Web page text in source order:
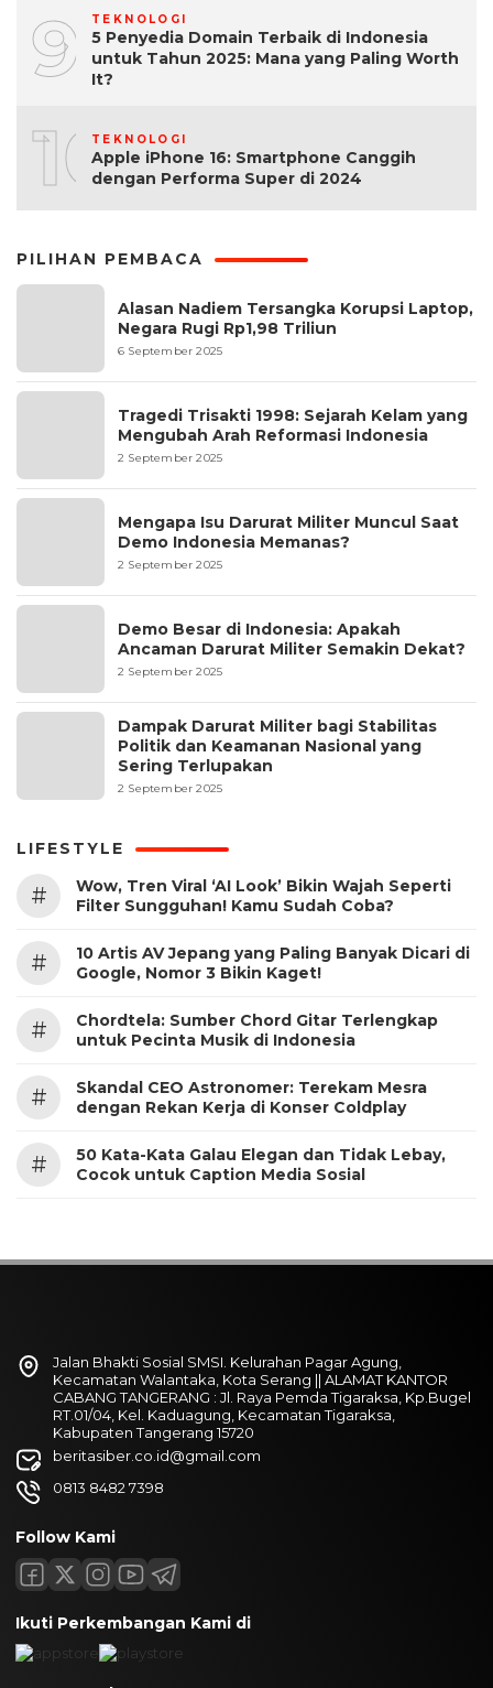
9 TEKNOLOGI
5 Penyedia Domain Terbaik di Indonesia
untuk Tahun 2025: Mana yang Paling Worth
It?
10TEKNOLOGI
Apple iPhone 16: Smartphone Canggih
dengan Performa Super di 2024
PILIHAN PEMBACA
Alasan Nadiem Tersangka Korupsi Laptop,
Negara Rugi Rp1,98 Triliun
6 September 2025
Tragedi Trisakti 1998: Sejarah Kelam yang
Mengubah Arah Reformasi Indonesia
2 September 2025
Mengapa Isu Darurat Militer Muncul Saat
Demo Indonesia Memanas?
2 September 2025
Demo Besar di Indonesia: Apakah
Ancaman Darurat Militer Semakin Dekat?
2 September 2025
Dampak Darurat Militer bagi Stabilitas
Politik dan Keamanan Nasional yang
Sering Terlupakan
2 September 2025
LIFESTYLE
#
Wow, Tren Viral ‘AI Look’ Bikin Wajah Seperti
Filter Sungguhan! Kamu Sudah Coba?
#
10 Artis AV Jepang yang Paling Banyak Dicari di
Google, Nomor 3 Bikin Kaget!
#
Chordtela: Sumber Chord Gitar Terlengkap
untuk Pecinta Musik di Indonesia
#
Skandal CEO Astronomer: Terekam Mesra
dengan Rekan Kerja di Konser Coldplay
#
50 Kata-Kata Galau Elegan dan Tidak Lebay,
Cocok untuk Caption Media Sosial
Jalan Bhakti Sosial SMSI. Kelurahan Pagar Agung,
Kecamatan Walantaka, Kota Serang || ALAMAT KANTOR
CABANG TANGERANG : Jl. Raya Pemda Tigaraksa, Kp.Bugel
RT.01/04, Kel. Kaduagung, Kecamatan Tigaraksa,
Kabupaten Tangerang 15720
beritasiber.co.id@gmail.com
0813 8482 7398
Follow Kami
Ikuti Perkembangan Kami di